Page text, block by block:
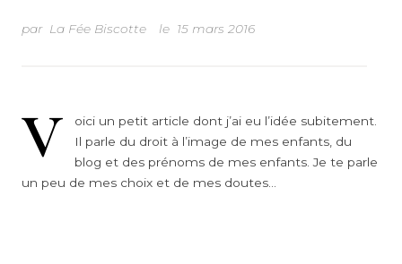
par La Fée Biscotte le 15 mars 2016
V
oici un petit article dont j’ai eu l’idée subitement.
Il parle du droit à l’image de mes enfants, du
blog et des prénoms de mes enfants. Je te parle
un peu de mes choix et de mes doutes…